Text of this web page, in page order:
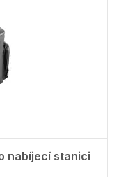
nabíjecí stanici